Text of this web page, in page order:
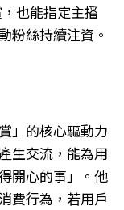
也能指定主播
粉絲持續注資。
」的核心驅動力
生交流，能為用
開心的事」。他
費行為，若用戶